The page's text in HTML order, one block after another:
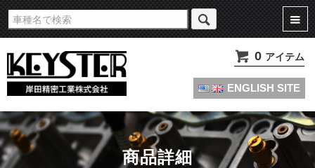
旧車・名車・絶版車キャブレターのオーバーホールやセッティングパーツは
KEYSTERの燃調キット
0 アイテム
ENGLISH SITE
商品詳細